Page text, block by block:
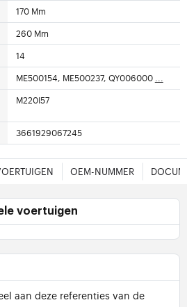
170 Mm
260 Mm
14
ME500154, ME500237, QY006000 ...
M220I57
3661929067245
OEM-NUMMER
voertuigen
aan deze referenties van de